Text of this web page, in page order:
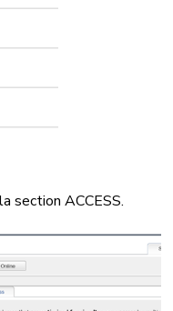
section ACCESS.